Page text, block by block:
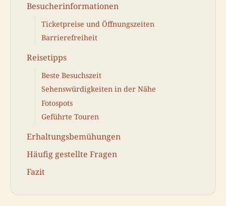
Besucherinformationen
Ticketpreise und Öffnungszeiten
Barrierefreiheit
Reisetipps
Beste Besuchszeit
Sehenswürdigkeiten in der Nähe
Fotospots
Geführte Touren
Erhaltungsbemühungen
Häufig gestellte Fragen
Fazit